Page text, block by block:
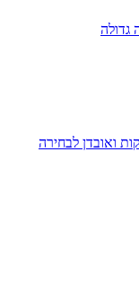
ואובדן לבחירה